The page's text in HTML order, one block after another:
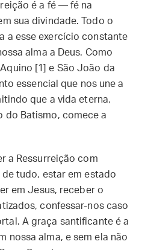
é a fé — fé na
sua divindade. Todo o
a esse exercício constante
alma a Deus. Como
[1] e São João da
essencial que nos une a
que a vida eterna,
do Batismo, comece a
a Ressurreição com
tudo, estar em estado
em Jesus, receber o
confessar-nos caso
A graça santificante é a
nossa alma, e sem ela não